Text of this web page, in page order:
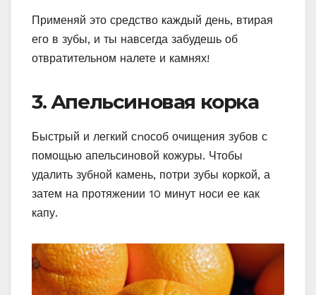
Применяй это средство каждый день, втирая
его в зубы, и ты навсегда забудешь об
отвратительном налете и камнях!
3. Апельсиновая корка
Быстрый и легкий сnособ очищения зубов с
помощью апельсиновой кожуры. Чтобы
удалить зубной камень, потри зубы коркой, а
затем на протяжении 10 минут носи ее как
капу.